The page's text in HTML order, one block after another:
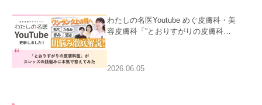
わたしの名医Youtube めぐ皮膚科・美
容皮膚科「”とおりすがりの皮膚科
2026.06.05